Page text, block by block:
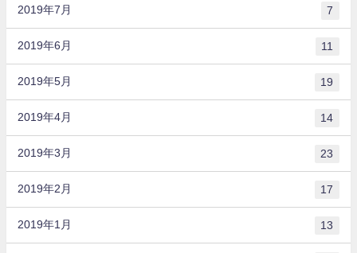
2019年7月 7
2019年6月 11
2019年5月 19
2019年4月 14
2019年3月 23
2019年2月 17
2019年1月 13